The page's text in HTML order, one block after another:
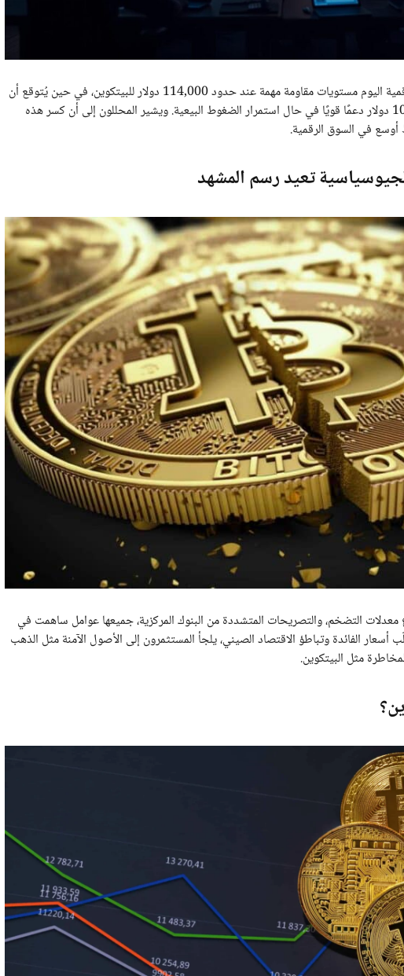
من الناحية الفنية، تواجه العملات الرقمية اليوم مستويات مقاومة مهمة عند حدود 114,000 دولار للبيتكوين، في حين يُتوقع أن
تشكل منطقة 100,000 إلى 105,000 دولار دعمًا قويًا في حال استمرار الضغوط البيعية. ويشير المحللون إلى أن كسر هذه
أوسع في السوق الرقمية.
تعيد رسم المشهد
معدلات التضخم، والتصريحات المتشددة من البنوك المركزية، جميعها عوامل ساهمت في
أسعار الفائدة وتباطؤ الاقتصاد الصيني، يلجأ المستثمرون إلى الأصول الآمنة مثل الذهب
مثل البيتكوين.